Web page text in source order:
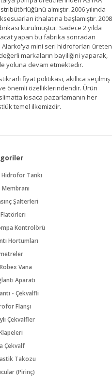
almıştır. 2006 yılında
ithalatına başlamıştır. 2008
kurulmuştur. Sadece 2 yılda
yapan bu fabrika sonradan
Alarko'ya mini seri hidroforları üreten
markaların bayiliğini yaparak,
yoluna devam etmektedir.
fiyat politikası, akıllıca seçilmiş
önemli özelliklerindendir. Ürün
kısaca pazarlamanın her
temel ilkemizdir.
Tankı
Membranı
Şalterleri
Kontrolörü
Hortumları
Vana
Aparatı
- Çekvalfli
Flanşı
Çekvalfler
Çekvalf
Takozu
(Pirinç)